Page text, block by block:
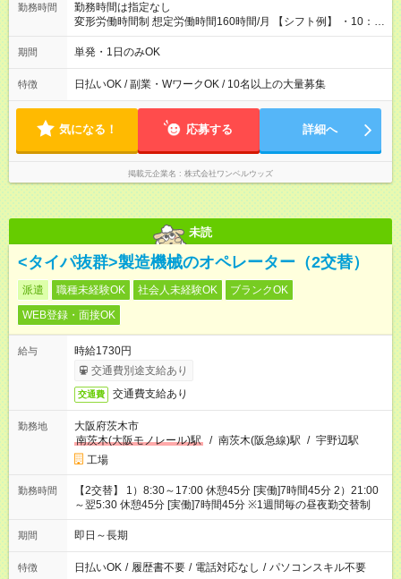
勤務時間
勤務時間は指定なし
変形労働時間制 想定労働時間160時間/月 【シフト例】 ・10：
00～20：00
期間 単発・1日のみOK
特徴 日払いOK / 副業・WワークOK / 10名以上の大量募集
気になる！ 応募する 詳細へ
掲載元企業名 株式会社ワンベルウッズ
未読
<タイパ抜群>製造機械のオペレーター（2交替）
派遣 職種未経験OK 社会人未経験OK
ブランクOK
WEB登録・面接OK
給与
時給1730円
交通費別途支給あり
交通費 交通費支給あり
勤務地
大阪府茨木市
南茨木(大阪モノレール)駅
/ 南茨木(阪急線)駅 / 宇野辺駅
工場
勤務時間
【2交替】 1）8:30～17:00 休憩45分 [実働]7時間45分 2）21:00
～翌5:30 休憩45分 [実働]7時間45分 ※1週間毎の昼夜勤交替制
期間 即日～長期
特徴 日払いOK / 履歴書不要 / 電話対応なし / パソコンスキル不要